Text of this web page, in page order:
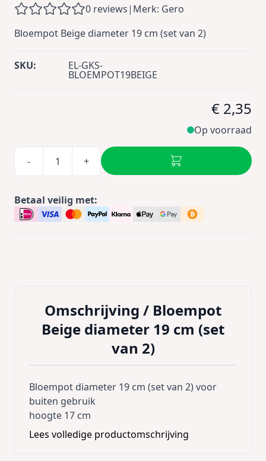
0 reviews| Merk: Gero
Bloempot Beige diameter 19 cm (set van 2)
SKU: EL-GKS-
BLOEMPOT19BEIGE
€ 2,35
Op voorraad
- +
Betaal veilig met:
Omschrijving / Bloempot
Beige diameter 19 cm (set
van 2)
Bloempot diameter 19 cm (set van 2) voor
buiten gebruik
hoogte 17 cm
Lees volledige productomschrijving